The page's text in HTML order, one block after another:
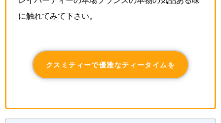
に触れてみて下さい。
クスミティーで優雅なティータイムを